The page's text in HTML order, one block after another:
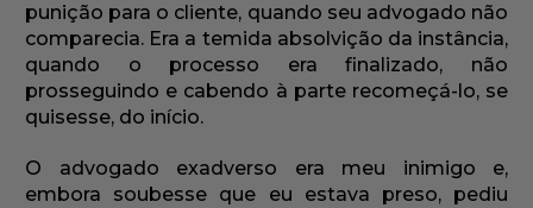
punição para o cliente, quando seu advogado não
comparecia. Era a temida absolvição da instância,
quando o processo era finalizado, não
prosseguindo e cabendo à parte recomeçá-lo, se
quisesse, do início.
O advogado exadverso era meu inimigo e,
embora soubesse que eu estava preso, pediu